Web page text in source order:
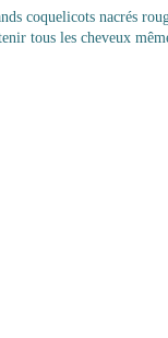
coquelicots nacrés
tous les cheveux